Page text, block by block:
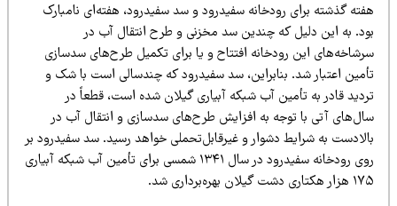
گذشته برای رودخانه سفیدرود و سد سفیدرود، هفته‌ای نامبارک
به این دلیل که چندین سد مخزنی و طرح انتقال آب در
این رودخانه افتتاح و یا برای تکمیل طرح‌های سدسازی
اعتبار شد. بنابراین، سد سفیدرود که چندسالی است با شک و
قادر به تأمین آب شبکه آبیاری گیلان شده است، قطعاً در
آتی با توجه به افزایش طرح‌های سدسازی و انتقال آب در
به شرایط دشوار و غیرقابل‌تحملی خواهد رسید. سد سفیدرود بر
روی رودخانه سفیدرود در سال ۱۳۴۱ شمسی برای تأمین آب شبکه آبیاری